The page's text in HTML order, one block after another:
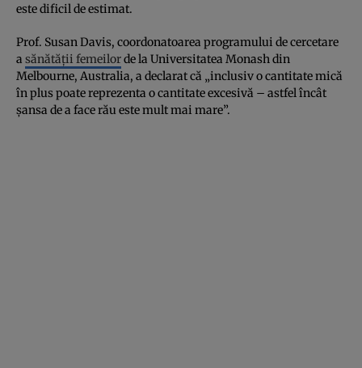
este dificil de estimat.
Prof. Susan Davis, coordonatoarea programului de cercetare
a sănătății femeilorde la Universitatea Monash din
Melbourne, Australia, a declarat că „inclusiv o cantitate mică
în plus poate reprezenta o cantitate excesivă – astfel încât
șansa de a face rău este mult mai mare”.